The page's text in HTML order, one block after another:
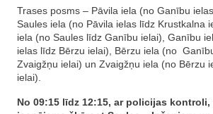
Trases posms – Pāvila iela (no Ganību
Saules iela (no Pāvila ielas līdz Krustkalna
iela (no Saules līdz Ganību ielai), Ganību
ielas līdz Bērzu ielai), Bērzu iela (no
Zvaigžņu ielai) un Zvaigžņu iela (no Bērzu
ielai).
No 09:15 līdz 12:15, ar policijas